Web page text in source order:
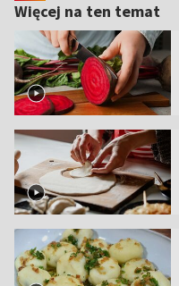
Więcej na ten temat